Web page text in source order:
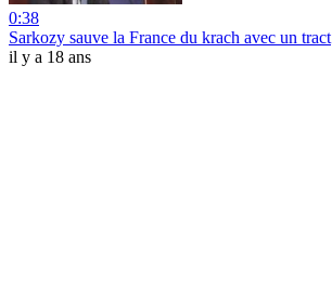
0:38
Sarkozy sauve la France du krach avec un tract
il y a 18 ans